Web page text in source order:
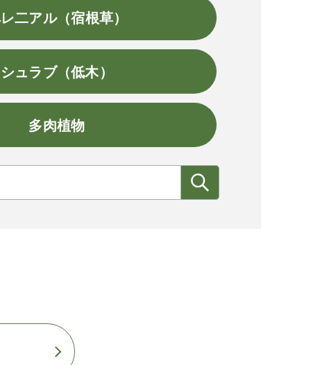
二アル（宿根草）
シュラブ（低木）
多肉植物